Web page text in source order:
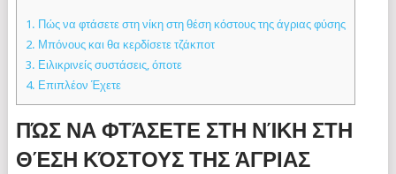
1. Πώς να φτάσετε στη νίκη στη θέση κόστους της άγριας φύσης
2. Μπόνους και θα κερδίσετε τζάκποτ
3. Ειλικρινείς συστάσεις, όποτε
4. Επιπλέον Έχετε
ΠΏΣ ΝΑ ΦΤΆΣΕΤΕ ΣΤΗ ΝΊΚΗ ΣΤΗ
ΘΈΣΗ ΚΌΣΤΟΥΣ ΤΗΣ ΆΓΡΙΑΣ